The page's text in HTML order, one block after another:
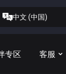
中文 (中国)
专区 客服